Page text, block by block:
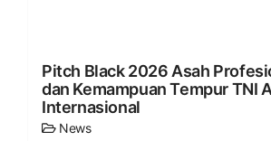
Pitch Black 2026 Asah
dan Kemampuan Tempur TNI
Internasional
News